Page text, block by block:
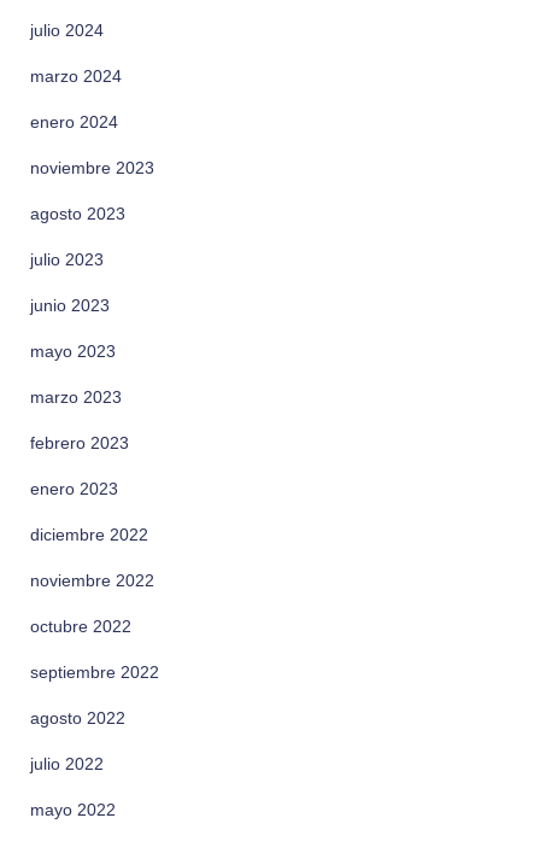
julio 2024
marzo 2024
enero 2024
noviembre 2023
agosto 2023
julio 2023
junio 2023
mayo 2023
marzo 2023
febrero 2023
enero 2023
diciembre 2022
noviembre 2022
octubre 2022
septiembre 2022
agosto 2022
julio 2022
mayo 2022